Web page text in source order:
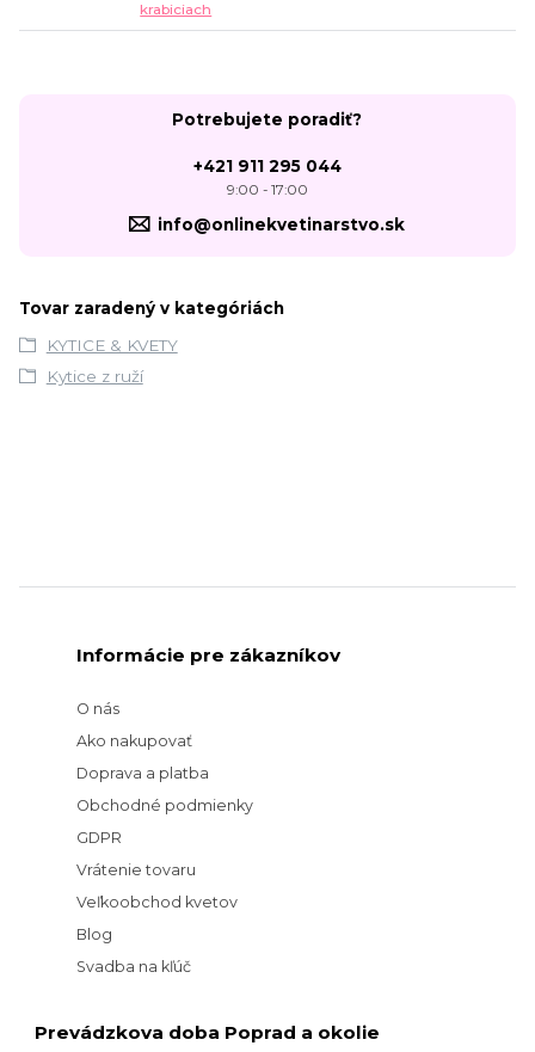
krabiciach
Potrebujete poradiť?
+421 911 295 044
9:00 - 17:00
info@onlinekvetinarstvo.sk
Tovar zaradený v kategóriách
KYTICE & KVETY
Kytice z ruží
Informácie pre zákazníkov
O nás
Ako nakupovať
Doprava a platba
Obchodné podmienky
GDPR
Vrátenie tovaru
Veľkoobchod kvetov
Blog
Svadba na kľúč
Prevádzkova doba Poprad a okolie